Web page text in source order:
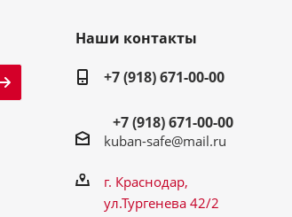
Наши контакты
+7 (918) 671-00-00
+7 (918) 671-00-00
kuban-safe@mail.ru
г. Краснодар,
ул.Тургенева 42/2